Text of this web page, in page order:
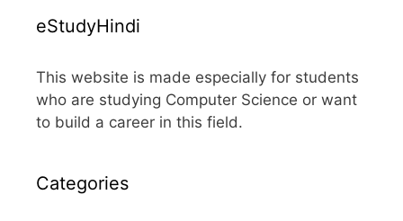
eStudyHindi
This website is made especially for students
who are studying Computer Science or want
to build a career in this field.
Categories